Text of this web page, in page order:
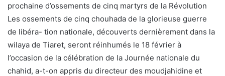
prochaine d’ossements de cinq martyrs de la Révolution
Les ossements de cinq chouhada de la glorieuse guerre
de libéra- tion nationale, découverts dernièrement dans la
wilaya de Tiaret, seront réinhumés le 18 février à
l’occasion de la célébration de la Journée nationale du
chahid, a-t-on appris du directeur des moudjahidine et